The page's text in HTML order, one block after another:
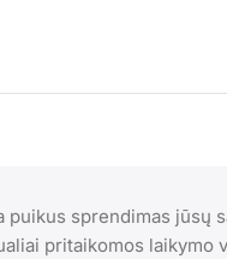
puikus sprendimas
pritaikomos laikymo